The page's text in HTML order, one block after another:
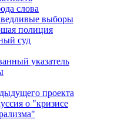
слова
выборы
полиция
суд
указатель
проекта
о "кризисе